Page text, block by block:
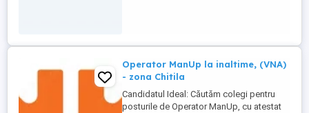
Operator ManUp la inaltime, (VNA)
- zona Chitila
Candidatul Ideal: Căutăm colegi pentru
posturile de Operator ManUp, cu atestat